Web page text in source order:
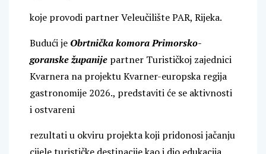
koje provodi partner Veleučilište PAR, Rijeka.
Budući je Obrtnička komora Primorsko-
goranske županije partner Turističkoj zajednici
Kvarnera na projektu Kvarner-europska regija
gastronomije 2026., predstaviti će se aktivnosti
i ostvareni
rezultati u okviru projekta koji pridonosi jačanju